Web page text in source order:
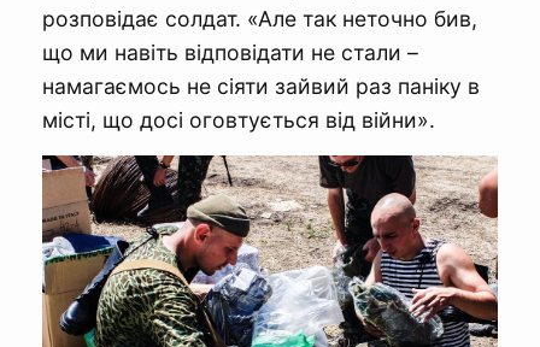
розповідає солдат. «Але так неточно бив,
що ми навіть відповідати не стали –
намагаємось не сіяти зайвий раз паніку в
місті, що досі оговтується від війни».